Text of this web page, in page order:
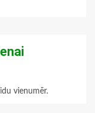
vienumēr.